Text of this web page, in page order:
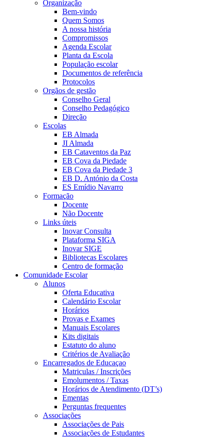
Organização
Bem-vindo
Quem Somos
A nossa história
Compromissos
Agenda Escolar
Planta da Escola
População escolar
Documentos de referência
Protocolos
Orgãos de gestão
Conselho Geral
Conselho Pedagógico
Direção
Escolas
EB Almada
JI Almada
EB Cataventos da Paz
EB Cova da Piedade
EB Cova da Piedade 3
EB D. António da Costa
ES Emídio Navarro
Formação
Docente
Não Docente
Links úteis
Inovar Consulta
Plataforma SIGA
Inovar SIGE
Bibliotecas Escolares
Centro de formação
Comunidade Escolar
Alunos
Oferta Educativa
Calendário Escolar
Horários
Provas e Exames
Manuais Escolares
Kits digitais
Estatuto do aluno
Critérios de Avaliação
Encarregados de Educaçao
Matriculas / Inscrições
Emolumentos / Taxas
Horários de Atendimento (DT’s)
Ementas
Perguntas frequentes
Associações
Associações de Pais
Associações de Estudantes